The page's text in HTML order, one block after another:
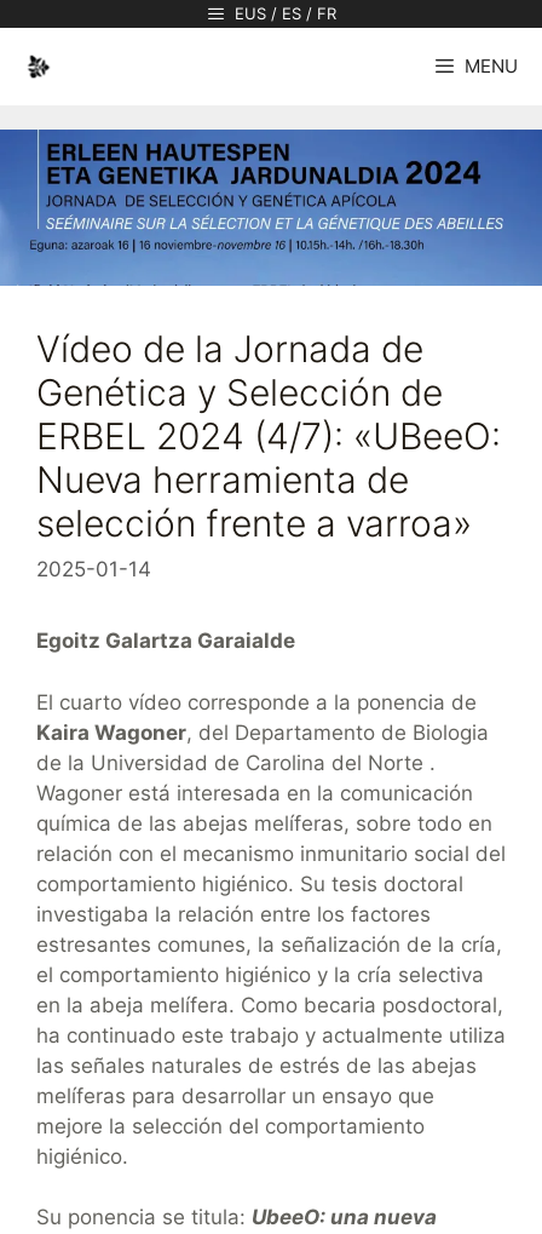
contenido
EUS / ES / FR
MENU
Vídeo de la Jornada de
Genética y Selección de
ERBEL 2024 (4/7): «UBeeO:
Nueva herramienta de
selección frente a varroa»
2025-01-14
Egoitz Galartza Garaialde
El cuarto vídeo corresponde a la ponencia de
Kaira Wagoner, del Departamento de Biologia
de la Universidad de Carolina del Norte .
Wagoner está interesada en la comunicación
química de las abejas melíferas, sobre todo en
relación con el mecanismo inmunitario social del
comportamiento higiénico. Su tesis doctoral
investigaba la relación entre los factores
estresantes comunes, la señalización de la cría,
el comportamiento higiénico y la cría selectiva
en la abeja melífera. Como becaria posdoctoral,
ha continuado este trabajo y actualmente utiliza
las señales naturales de estrés de las abejas
melíferas para desarrollar un ensayo que
mejore la selección del comportamiento
higiénico.
Su ponencia se titula: UbeeO: una nueva